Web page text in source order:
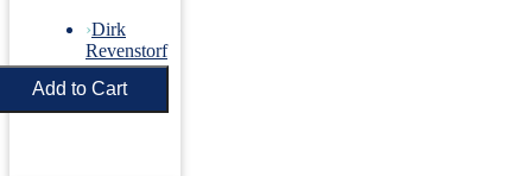
›Dirk
Revenstorf
Price: €5.50